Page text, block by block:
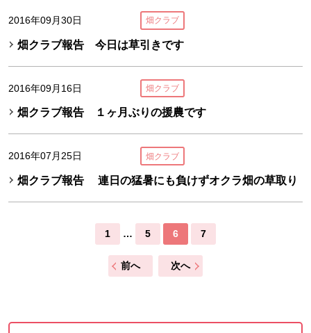
2016年09月30日 畑クラブ
畑クラブ報告 今日は草引きです
2016年09月16日 畑クラブ
畑クラブ報告 １ヶ月ぶりの援農です
2016年07月25日 畑クラブ
畑クラブ報告 連日の猛暑にも負けずオクラ畑の草取り
1 … 5 6 7
前へ 次へ